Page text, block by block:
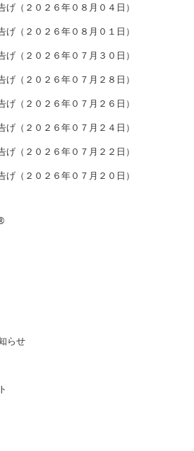
げ（２０２６年０８月０４日）
げ（２０２６年０８月０１日）
げ（２０２６年０７月３０日）
げ（２０２６年０７月２８日）
げ（２０２６年０７月２６日）
げ（２０２６年０７月２４日）
げ（２０２６年０７月２２日）
げ（２０２６年０７月２０日）
らせ